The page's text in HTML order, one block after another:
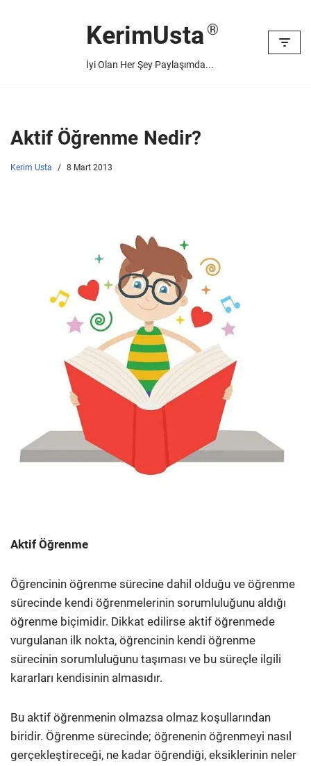
KerimUsta
İyi Olan Her Şey Paylaşımda...
Aktif Öğrenme Nedir?
Kerim Usta 8 Mart 2013
Aktif Öğrenme
Öğrencinin öğrenme sürecine dahil olduğu ve öğrenme
sürecinde kendi öğrenmelerinin sorumluluğunu aldığı
öğrenme biçimidir. Dikkat edilirse aktif öğrenmede
vurgulanan ilk nokta, öğrencinin kendi öğrenme
sürecinin sorumluluğunu taşıması ve bu süreçle ilgili
kararları kendisinin almasıdır.
Bu aktif öğrenmenin olmazsa olmaz koşullarından
biridir. Öğrenme sürecinde; öğrenenin öğrenmeyi nasıl
gerçekleştireceği, ne kadar öğrendiği, eksiklerinin neler